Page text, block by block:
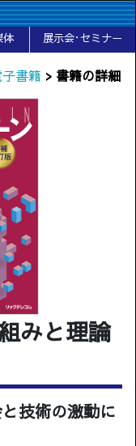
体 展示会･セミナー
書籍 > 書籍の詳細
みと理論
技術の激動に